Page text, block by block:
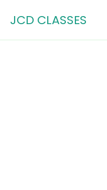
JCD CLASSES